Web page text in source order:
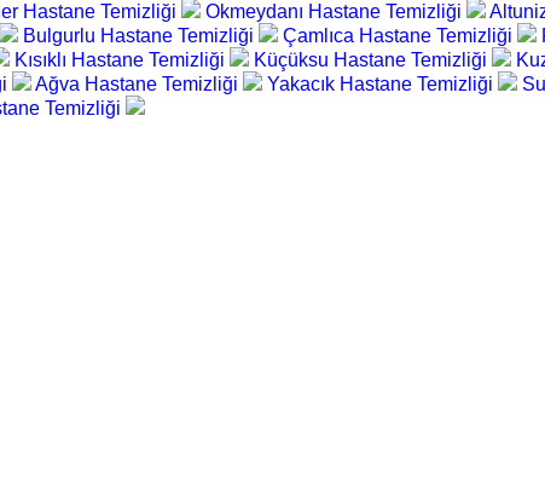
Hastane Temizliği Okmeydanı Hastane Temizliği
Bulgurlu Hastane Temizliği Çamlıca Hastane Temizliği
Kısıklı Hastane Temizliği Küçüksu Hastane Temizliği
Ağva Hastane Temizliği Yakacık Hastane Temizliği
Temizliği